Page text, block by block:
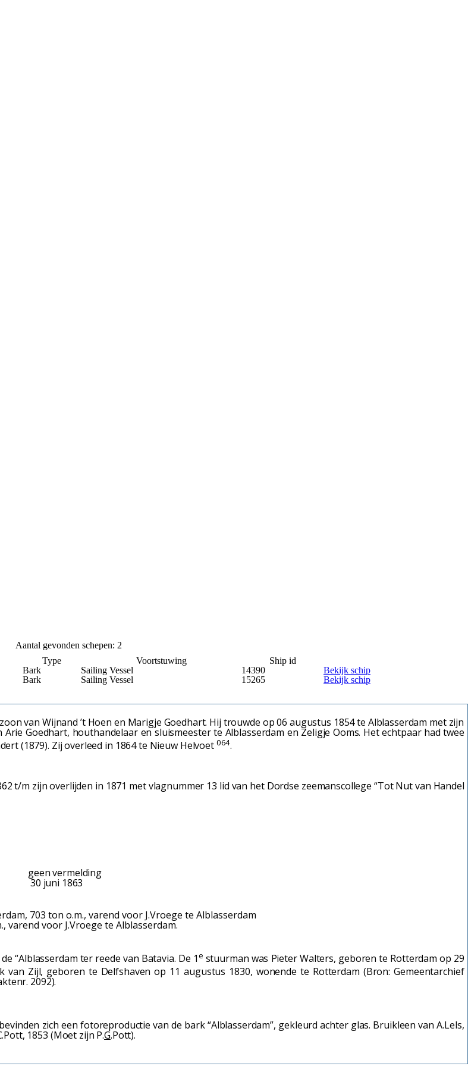
Aantal gevonden schepen: 2
Type Voortstuwing
Ship id
Bark Sailing Vessel 14390
Bekijk schip
Bark Sailing Vessel 15265
Bekijk schip
van Wijnand ’t Hoen en Marigje Goedhart. Hij trouwde op 06 augustus 1854 te Alblasserdam met zijn
Goedhart, houthandelaar en sluismeester te Alblasserdam en Zeligje Ooms. Het echtpaar had twee
(1879). Zij overleed in 1864 te Nieuw Helvoet 064.
t/m zijn overlijden in 1871 met vlagnummer 13 lid van het Dordse zeemanscollege “Tot Nut van Handel
vermelding
1863
703 ton o.m., varend voor J.Vroege te Alblasserdam
voor J.Vroege te Alblasserdam.
“Alblasserdam ter reede van Batavia. De 1e stuurman was Pieter Walters, geboren te Rotterdam op 29
van Zijl, geboren te Delfshaven op 11 augustus 1830, wonende te Rotterdam (Bron: Gemeentarchief
2092).
zich een fotoreproductie van de bark “Alblasserdam”, gekleurd achter glas. Bruikleen van A.Lels,
1853 (Moet zijn P.G.Pott).